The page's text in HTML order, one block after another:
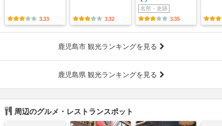
3.33 3.32
名所・史跡
3.35
鹿児島市 観光ランキングを見る
鹿児島県 観光ランキングを見る
周辺のグルメ・レストランスポット